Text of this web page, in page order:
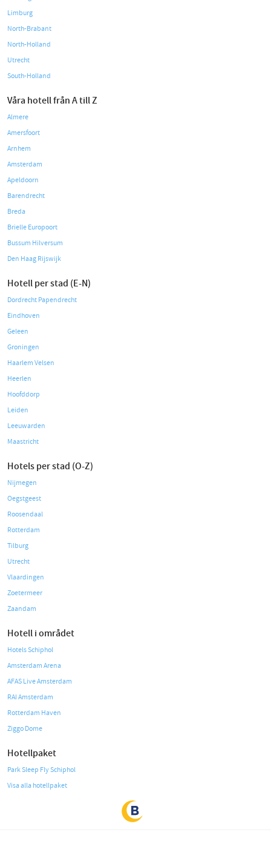
Limburg
North-Brabant
North-Holland
Utrecht
South-Holland
Våra hotell från A till Z
Almere
Amersfoort
Arnhem
Amsterdam
Apeldoorn
Barendrecht
Breda
Brielle Europoort
Bussum Hilversum
Den Haag Rijswijk
Hotell per stad (E-N)
Dordrecht Papendrecht
Eindhoven
Geleen
Groningen
Haarlem Velsen
Heerlen
Hoofddorp
Leiden
Leeuwarden
Maastricht
Hotels per stad (O-Z)
Nijmegen
Oegstgeest
Roosendaal
Rotterdam
Tilburg
Utrecht
Vlaardingen
Zoetermeer
Zaandam
Hotell i området
Hotels Schiphol
Amsterdam Arena
AFAS Live Amsterdam
RAI Amsterdam
Rotterdam Haven
Ziggo Dome
Hotellpaket
Park Sleep Fly Schiphol
Visa alla hotellpaket